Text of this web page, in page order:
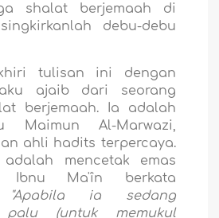
shalat berjemaah di
debu-debu
tulisan ini dengan
ajaib dari seorang
berjemaah. Ia adalah
Maimun Al-Marwazi,
ahli hadits terpercaya.
adalah mencetak emas
Ibnu Ma'în berkata
"Apabila ia sedang
palu (untuk memukul